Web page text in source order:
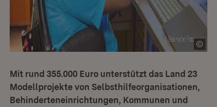
Mit rund 355.000 Euro unterstützt das Land 23
Modellprojekte von Selbsthilfeorganisationen,
Behinderteneinrichtungen, Kommunen und